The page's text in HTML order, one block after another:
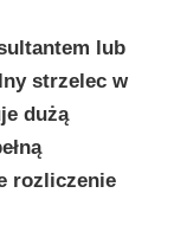
lub
strzelec w
dużą
rozliczenie